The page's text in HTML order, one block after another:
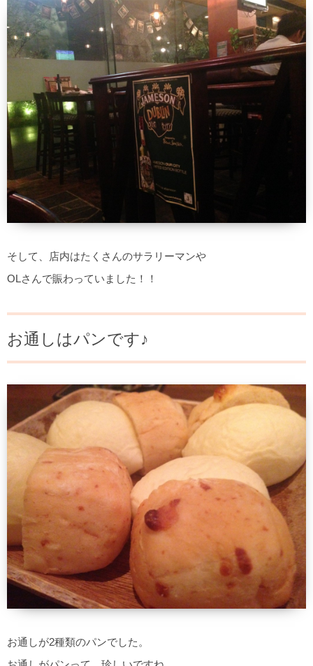
そして、店内はたくさんのサラリーマンや
OLさんで賑わっていました！！
お通しはパンです♪
お通しが2種類のパンでした。